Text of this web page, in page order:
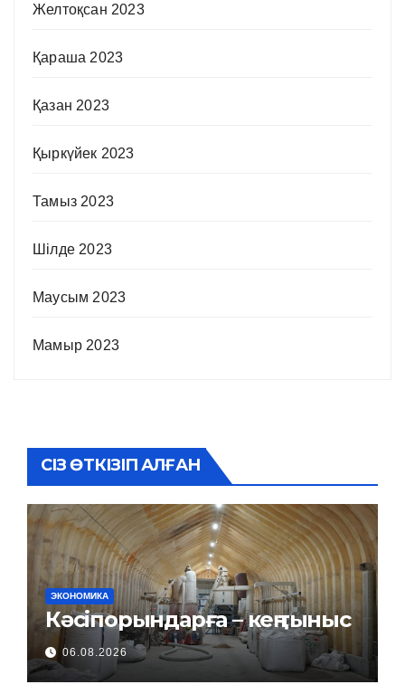
Желтоқсан 2023
Қараша 2023
Қазан 2023
Қыркүйек 2023
Тамыз 2023
Шілде 2023
Маусым 2023
Мамыр 2023
СІЗ ӨТКІЗІП АЛҒАН
ЭКОНОМИКА
Кәсіпорындарға – кең тыныс
06.08.2026